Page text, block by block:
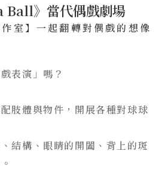
陸府新訊
國際展覽
經典豐藏
新案鑑賞
STORE
Ball》當代偶戲劇場
室】一起翻轉對偶戲的想像
表演」嗎？
肢體與物件，開展各種對球球
結構、眼睛的開闔、背上的斑